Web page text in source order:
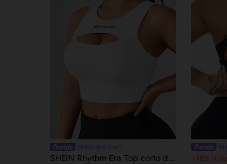
SHEIN Rhythm Era Top corto deportivo casual de talla grande: Chaleco deportivo con estampado de letras y diseño calado - Top de fitness de verano para mujer -15%